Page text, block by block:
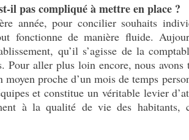
il pas compliqué à mettre en place ?
année, pour concilier souhaits
fonctionne de manière fluide.
qu’il s’agisse de la
Pour aller plus loin encore, nous
proche d’un mois de temps
et constitue un véritable levier
à la qualité de vie des habitants,